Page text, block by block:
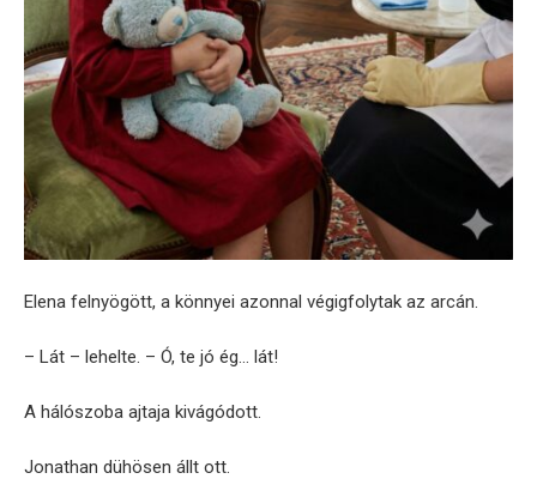
Elena felnyögött, a könnyei azonnal végigfolytak az arcán.
– Lát – lehelte. – Ó, te jó ég… lát!
A hálószoba ajtaja kivágódott.
Jonathan dühösen állt ott.